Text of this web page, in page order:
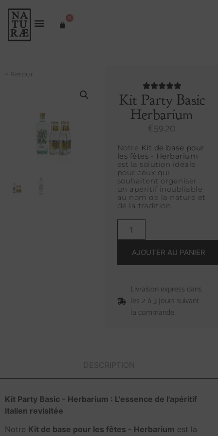
0
< Retour
Kit Party Basic
Herbarium
€59.20
Notre Kit de base pour
les fêtes - Herbarium
est la solution idéale
pour ceux qui
souhaitent organiser
un apéritif inoubliable
au nom de la nature et
de la tradition.
AJOUTER AU PANIER
Livraison express dans
les 2 à 3 jours suivant
la commande.
DESCRIPTION
Kit Party Basic - Herbarium : L'essence de l'apéritif
italien revisitée
Notre Kit de base pour les fêtes - Herbarium est la